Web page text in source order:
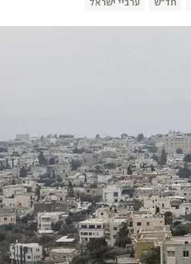
חד"ש ערביי ישראל